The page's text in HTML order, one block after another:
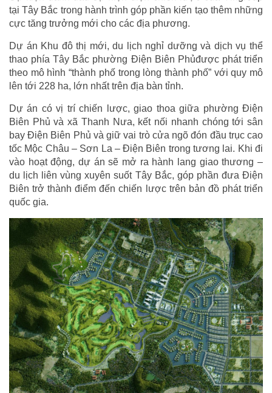
tại Tây Bắc trong hành trình góp phần kiến tạo thêm những
cực tăng trưởng mới cho các địa phương.
Dự án Khu đô thị mới, du lịch nghỉ dưỡng và dịch vụ thể
thao phía Tây Bắc phường Điện Biên Phủđược phát triển
theo mô hình “thành phố trong lòng thành phố” với quy mô
lên tới 228 ha, lớn nhất trên địa bàn tỉnh.
Dự án có vị trí chiến lược, giao thoa giữa phường Điện
Biên Phủ và xã Thanh Nưa, kết nối nhanh chóng tới sân
bay Điện Biên Phủ và giữ vai trò cửa ngõ đón đầu trục cao
tốc Mộc Châu – Sơn La – Điện Biên trong tương lai. Khi đi
vào hoạt động, dự án sẽ mở ra hành lang giao thương –
du lịch liên vùng xuyên suốt Tây Bắc, góp phần đưa Điện
Biên trở thành điểm đến chiến lược trên bản đồ phát triển
quốc gia.